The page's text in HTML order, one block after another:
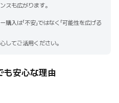
スも広がります。
入は「不安」ではなく「可能性を広げる
してご活用ください。
も安心な理由